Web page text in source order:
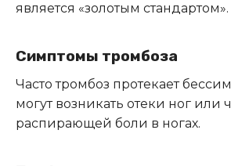
является «золотым стандартом».
Симптомы тромбоза
Часто тромбоз протекает
могут возникать отеки ног или
распирающей боли в ногах.